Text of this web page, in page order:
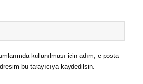
kullanılması için adım, e-posta
bu tarayıcıya kaydedilsin.